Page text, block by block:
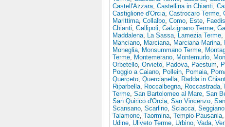
Castell'Azzara, Castellina in Chianti,
Castiglione d'Orcia, Castrocaro Terme,
Marittima, Collalbo, Como, Este, Faedis
Chianti, Gallipoli, Galzignano Terme,
Maddalena, La Sassa, Lamezia Terme,
Manciano, Marciana, Marciana Marina,
Moneglia, Monsummano Terme,
Terme, Montemerano, Montemurlo,
Orbetello, Orvieto, Padova, Paestum,
Poggio a Caiano, Pollein, Pomaia,
Querceto, Quercianella, Radda in
Riparbella, Roccalbegna, Roccastrada,
Terme, San Bartolomeo al Mare, San
San Quirico d'Orcia, San Vincenzo,
Scansano, Scarlino, Sciacca, Seggiano
Talamone, Taormina, Tempio Pausania,
Udine, Uliveto Terme, Urbino, Vada,